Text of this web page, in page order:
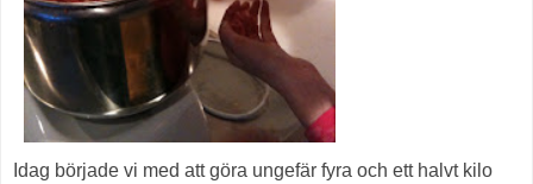
Idag började vi med att göra ungefär fyra och ett halvt kilo